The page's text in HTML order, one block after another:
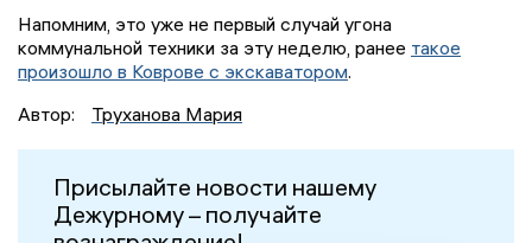
Напомним, это уже не первый случай угона
коммунальной техники за эту неделю, ранее такое
произошло в Коврове с экскаватором.
Автор:
Труханова Мария
Присылайте новости нашему
Дежурному – получайте